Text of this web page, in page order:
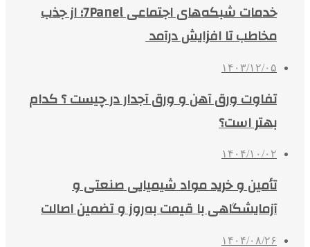
خدمات شبکه‌های اجتماعی 7Panel؛ از جذب
مخاطب تا افزایش درآمد
۱۴۰۳/۱۲/۰۵
تفاوت ورق آهن و ورق آجدار در چیست ؟ کدام
بهتر است؟
۱۴۰۴/۱۰/۰۲
تأمین و خرید مواد شیمیایی صنعتی و
آزمایشگاهی با قیمت به‌روز و تضمین اصالت
۱۴۰۴/۰۸/۲۶